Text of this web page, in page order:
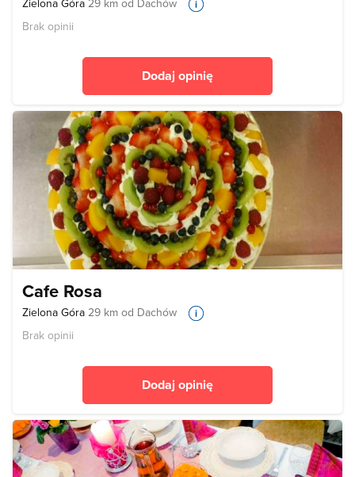
Brak opinii
Dodaj opinię
Cafe Rosa
Zielona Góra 29 km od Dachów
Brak opinii
Dodaj opinię